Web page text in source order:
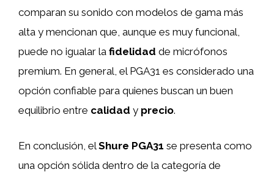
comparan su sonido con modelos de gama más
alta y mencionan que, aunque es muy funcional,
puede no igualar la fidelidad de micrófonos
premium. En general, el PGA31 es considerado una
opción confiable para quienes buscan un buen
equilibrio entre calidad y precio.
En conclusión, elShure PGA31 se presenta como
una opción sólida dentro de la categoría de